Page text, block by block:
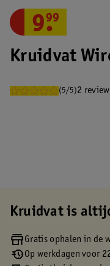
Kruidvat
(5/5)2
9.
99
Kruidvat is
Gratis ophalen in de
Op werkdagen voor